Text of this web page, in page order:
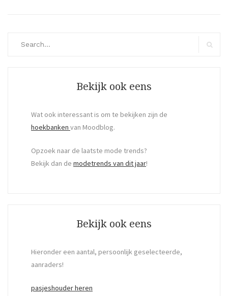
Bekijk ook eens
Wat ook interessant is om te bekijken zijn de
hoekbanken van Moodblog.
Opzoek naar de laatste mode trends?
Bekijk dan de modetrends van dit jaar!
Bekijk ook eens
Hieronder een aantal, persoonlijk geselecteerde,
aanraders!
pasjeshouder heren